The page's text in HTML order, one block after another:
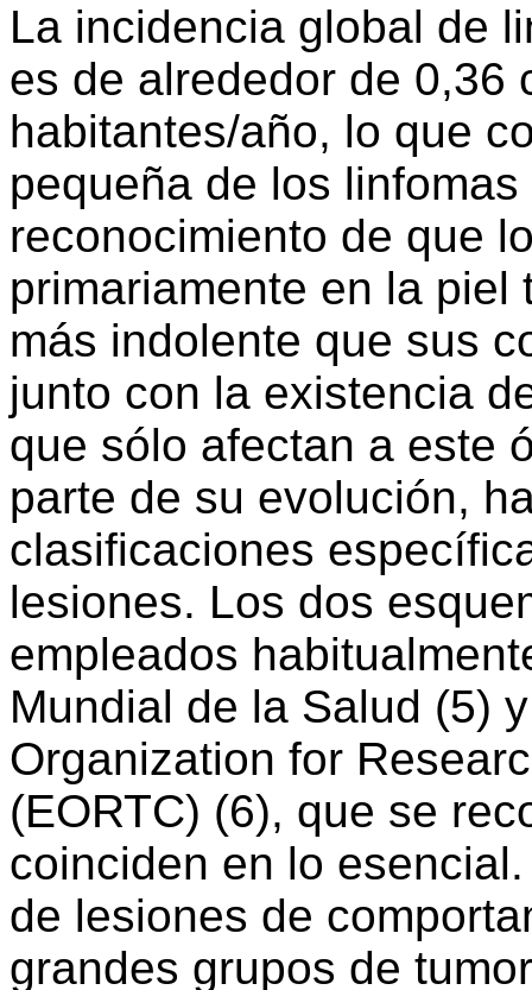
La incidencia global de
es de alrededor de 0,36
habitantes/año, lo que
pequeña de los
reconocimiento de que
primariamente en la
más indolente que sus
junto con la existencia
que sólo afectan a este
parte de su evolución,
clasificaciones
lesiones. Los dos
empleados
Mundial de la Salud (5)
Organization for
(EORTC) (6), que se
coinciden en lo
de lesiones de
grandes grupos de